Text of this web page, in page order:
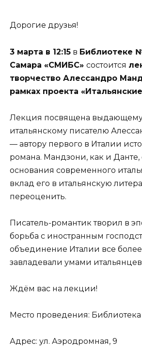
Дорогие друзья!
3 марта в 12:15 в Библиотеке
Самара «СМИБС» состоится
творчество Алессандро
рамках проекта
Лекция посвящена
итальянскому писателю
— автору первого в Италии
романа. Мандзони, как и Данте,
основания современного
вклад его в итальянскую
переоценить.
Писатель-романтик творил в
борьба с иностранным
объединение Италии все
завладевали умами
Ждём вас на лекции!
Место проведения:
Адрес: ул. Аэродромная, 9